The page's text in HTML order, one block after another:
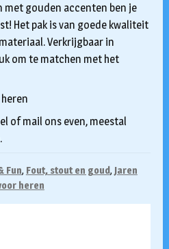
gouden accenten ben je
Het pak is van goede kwaliteit
Verkrijgbaar in
om te matchen met het
of mail ons even, meestal
Fun, Fout, stout en goud, Jaren
heren